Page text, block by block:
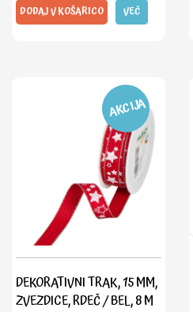
DODAJ V KOŠARICO VEČ
AKCIJA
DEKORATIVNI TRAK, 15 MM,
ZVEZDICE, RDEČ / BEL, 8 M